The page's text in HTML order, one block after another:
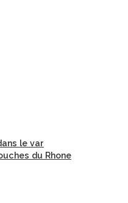
le var
du Rhone